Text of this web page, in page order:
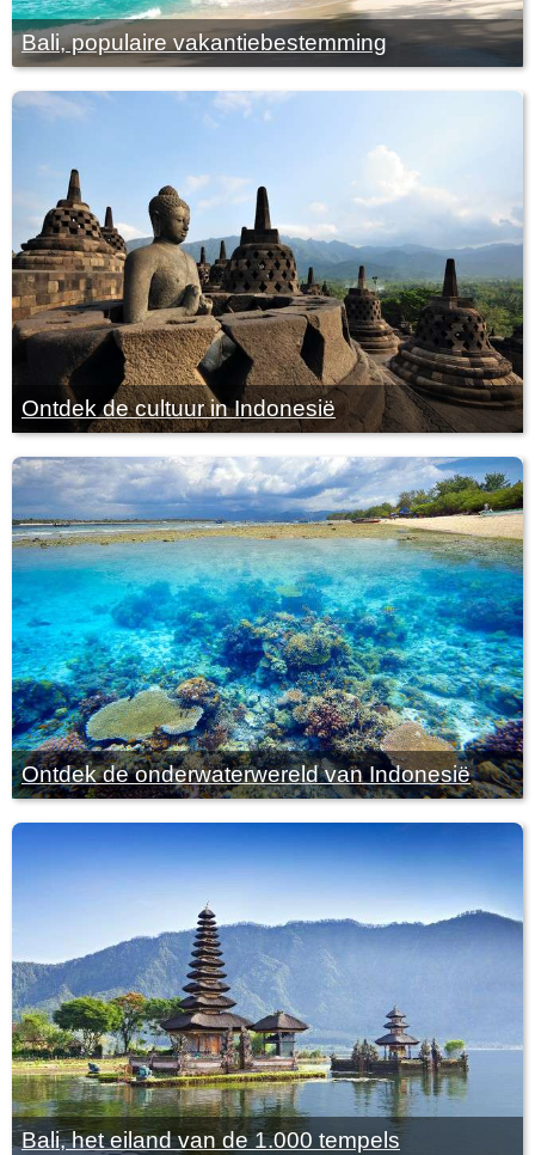
Bali, populaire vakantiebestemming
Ontdek de cultuur in Indonesië
Ontdek de onderwaterwereld van Indonesië
Bali, het eiland van de 1.000 tempels